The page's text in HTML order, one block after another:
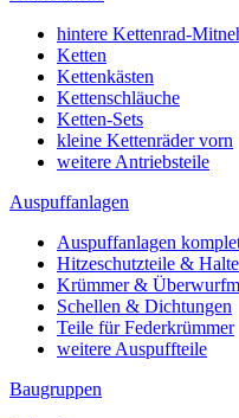
hintere Kettenrad-
Ketten
Kettenkästen
Kettenschläuche
Ketten-Sets
kleine Kettenräder vorn
weitere Antriebsteile
Auspuffanlagen
Auspuffanlagen
Hitzeschutzteile &
Krümmer &
Schellen & Dichtungen
Teile für Federkrümmer
weitere Auspuffteile
Baugruppen